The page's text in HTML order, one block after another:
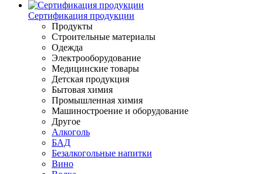
Сертификация продукции
Продукты
Строительные материалы
Одежда
Электрооборудование
Медицинские товары
Детская продукция
Бытовая химия
Промышленная химия
Машиностроение и оборудование
Другое
Алкоголь
БАД
Безалкогольные напитки
Вино